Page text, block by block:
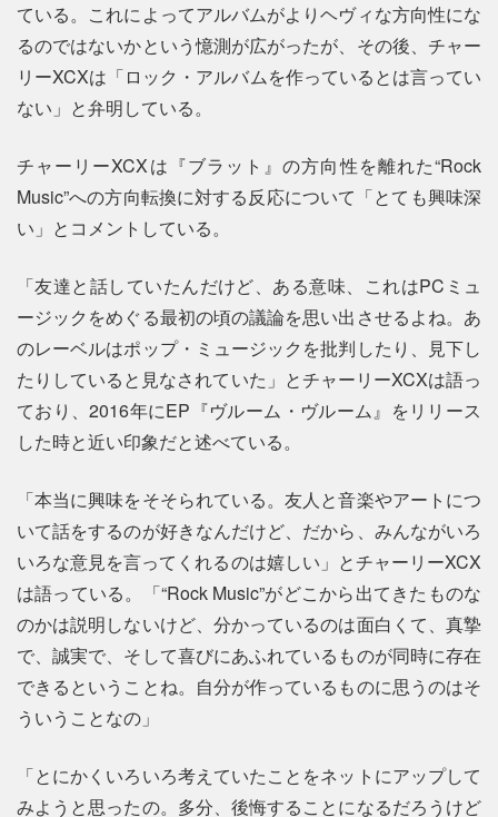
ている。これによってアルバムがよりヘヴィな方向性にな
るのではないかという憶測が広がったが、その後、チャー
リーXCXは「ロック・アルバムを作っているとは言ってい
ない」と弁明している。
チャーリーXCXは『ブラット』の方向性を離れた“Rock
Music”への方向転換に対する反応について「とても興味深
い」とコメントしている。
「友達と話していたんだけど、ある意味、これはPCミュ
ージックをめぐる最初の頃の議論を思い出させるよね。あ
のレーベルはポップ・ミュージックを批判したり、見下し
たりしていると見なされていた」とチャーリーXCXは語っ
ており、2016年にEP『ヴルーム・ヴルーム』をリリース
した時と近い印象だと述べている。
「本当に興味をそそられている。友人と音楽やアートにつ
いて話をするのが好きなんだけど、だから、みんながいろ
いろな意見を言ってくれるのは嬉しい」とチャーリーXCX
は語っている。「“Rock Music”がどこから出てきたものな
のかは説明しないけど、分かっているのは面白くて、真摯
で、誠実で、そして喜びにあふれているものが同時に存在
できるということね。自分が作っているものに思うのはそ
ういうことなの」
「とにかくいろいろ考えていたことをネットにアップして
みようと思ったの。多分、後悔することになるだろうけど